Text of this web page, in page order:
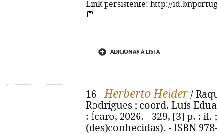
Link persistente: http://
ADICIONAR À LISTA
16 -Herberto Helder /
Rodrigues ; coord. Luís
: Ícaro, 2026. - 329, [3] p. : il.
(des)conhecidas). - ISBN